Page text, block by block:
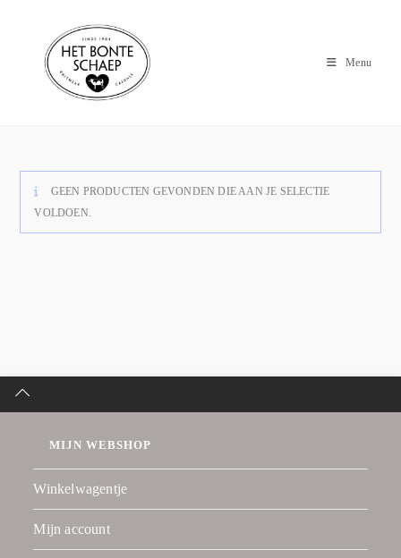
Menu
GEEN PRODUCTEN GEVONDEN DIE AAN JE SELECTIE
VOLDOEN.
MIJN WEBSHOP
Winkelwagentje
Mijn account